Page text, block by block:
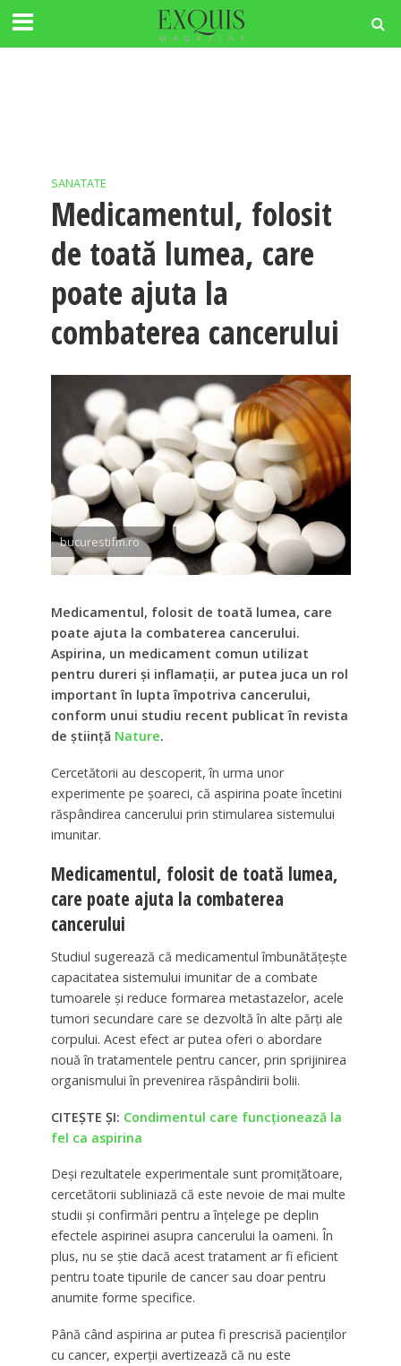
SANATATE
Medicamentul, folosit
de toată lumea, care
poate ajuta la
combaterea cancerului
bucurestifm.ro
Medicamentul, folosit de toată lumea, care
poate ajuta la combaterea cancerului.
Aspirina, un medicament comun utilizat
pentru dureri și inflamații, ar putea juca un rol
important în lupta împotriva cancerului,
conform unui studiu recent publicat în revista
de știință Nature.
Cercetătorii au descoperit, în urma unor
experimente pe șoareci, că aspirina poate încetini
răspândirea cancerului prin stimularea sistemului
imunitar.
Medicamentul, folosit de toată lumea,
care poate ajuta la combaterea
cancerului
Studiul sugerează că medicamentul îmbunătățește
capacitatea sistemului imunitar de a combate
tumoarele și reduce formarea metastazelor, acele
tumori secundare care se dezvoltă în alte părți ale
corpului. Acest efect ar putea oferi o abordare
nouă în tratamentele pentru cancer, prin sprijinirea
organismului în prevenirea răspândirii bolii.
CITEȘTE ȘI: Condimentul care funcționează la
fel ca aspirina
Deși rezultatele experimentale sunt promițătoare,
cercetătorii subliniază că este nevoie de mai multe
studii și confirmări pentru a înțelege pe deplin
efectele aspirinei asupra cancerului la oameni. În
plus, nu se știe dacă acest tratament ar fi eficient
pentru toate tipurile de cancer sau doar pentru
anumite forme specifice.
Până când aspirina ar putea fi prescrisă pacienților
cu cancer, experții avertizează că nu este